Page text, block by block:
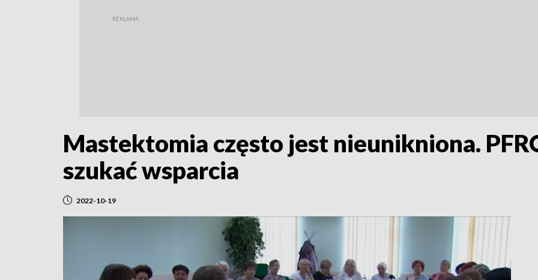
Mastektomia często jest nieunikniona.
szukać wsparcia
2022-10-19